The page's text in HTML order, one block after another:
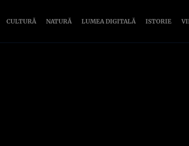
CULTURĂ NATURĂ LUMEA DIGITALĂ ISTORIE